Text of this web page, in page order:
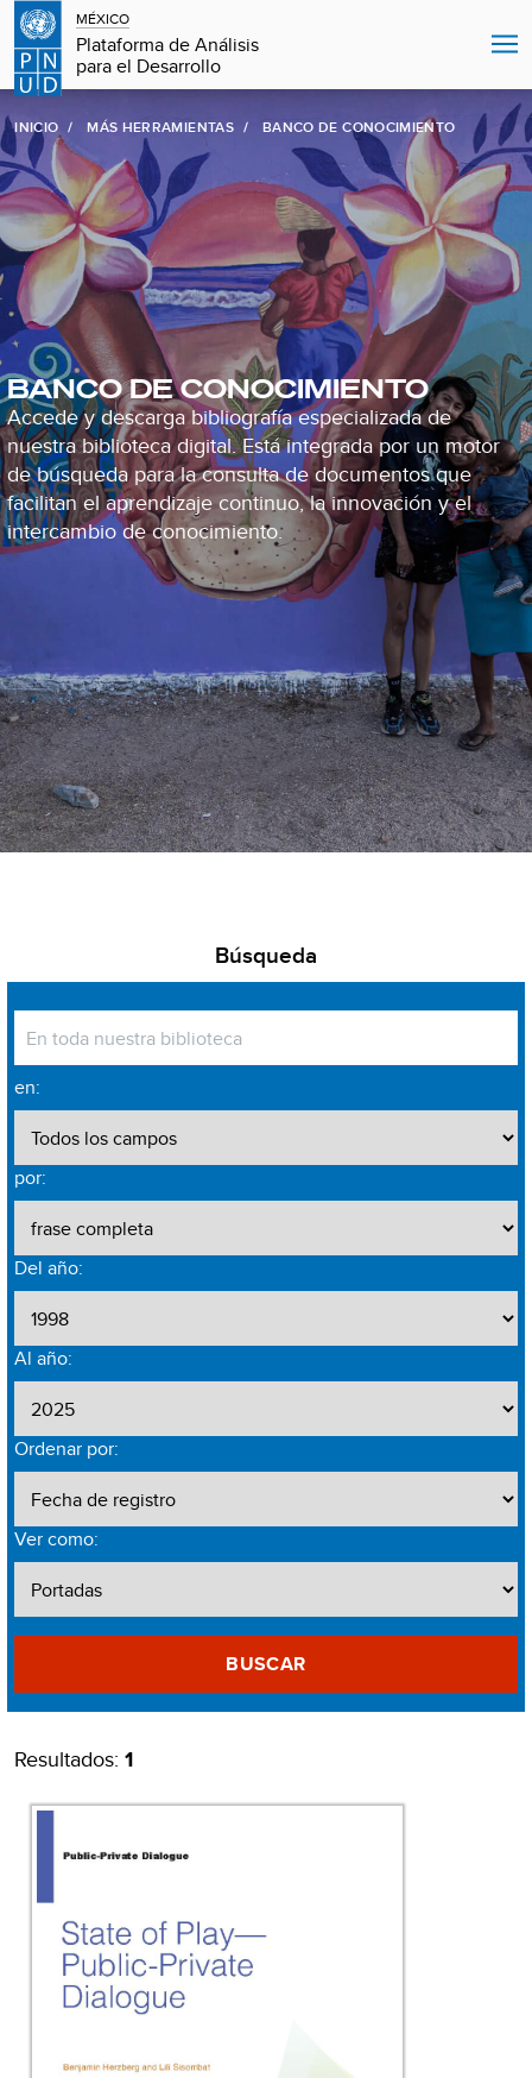
MÉXICO
Plataforma de Análisis
para el Desarrollo
INICIO MÁS HERRAMIENTAS BANCO DE CONOCIMIENTO
BANCO DE CONOCIMIENTO
Accede y descarga bibliografía especializada de
nuestra biblioteca digital. Está integrada por un motor
de búsqueda para la consulta de documentos que
facilitan el aprendizaje continuo, la innovación y el
intercambio de conocimiento.
Búsqueda
en:
por:
Del año:
Al año:
Ordenar por:
Ver como:
BUSCAR
Resultados: 1